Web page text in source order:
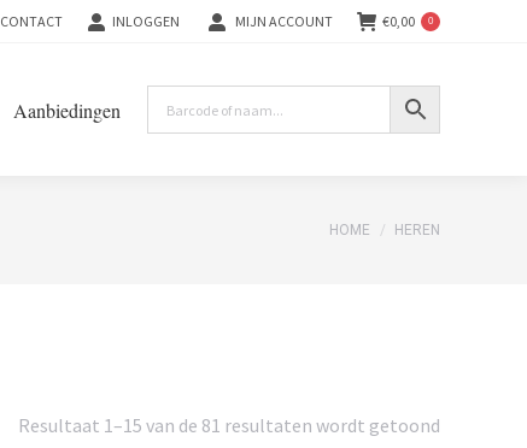
CONTACT INLOGGEN MIJN ACCOUNT €0,00 0
Aanbiedingen
You are here:
HOME HEREN
Resultaat 1–15 van de 81 resultaten wordt getoond